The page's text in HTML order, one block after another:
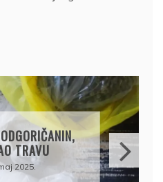
RUSIJE
DA JE
TUĐI BMW,